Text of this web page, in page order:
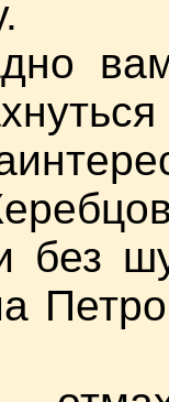
без